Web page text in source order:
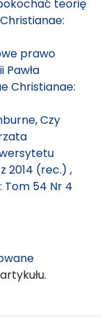
teorię
prawo
Pawła
Christianae:
Czy
2014 (rec.) ,
Tom 54 Nr 4